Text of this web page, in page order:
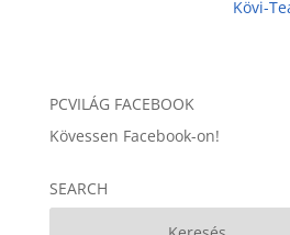
Kövi-
PCVILÁG FACEBOOK
Kövessen Facebook-on!
SEARCH